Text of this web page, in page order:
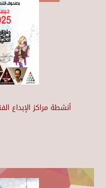
أنشطة مراكز الإبداع